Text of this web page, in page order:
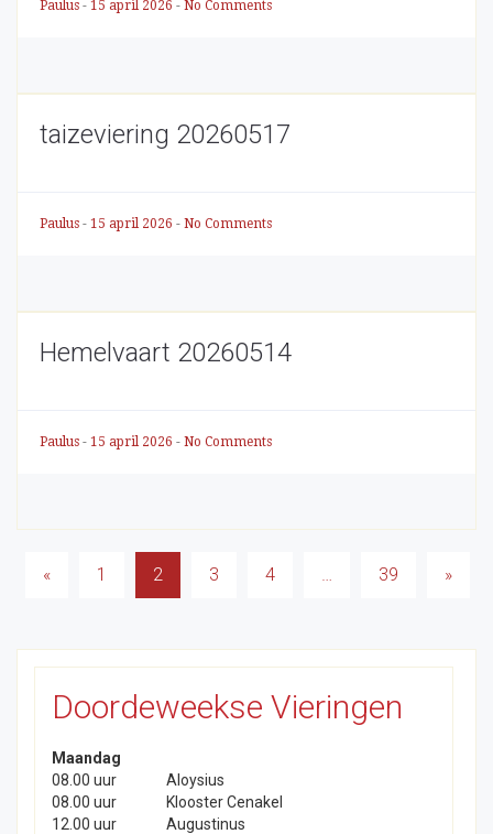
Paulus - 15 april 2026 - No Comments
taizeviering 20260517
Paulus - 15 april 2026 - No Comments
Hemelvaart 20260514
Paulus - 15 april 2026 - No Comments
Berichten
« 1 2 3 4 39 »
Doordeweekse Vieringen
Maandag
08.00 uur
Aloysius
08.00 uur
Klooster Cenakel
12.00 uur
Augustinus